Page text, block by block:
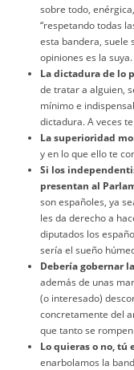
sobre todo,
“respetando todas
esta bandera, suele
opiniones es la suya.
La dictadura de lo
de tratar a alguien,
mínimo e
dictadura. A veces
La superioridad
y en lo que ello te
Si los
presentan al
son españoles, ya
les da derecho a
diputados los
sería el sueño
Debería gobernar
además de unas
(o interesado)
concretamente del
que tanto se
Lo quieras o no, tú
enarbolamos la